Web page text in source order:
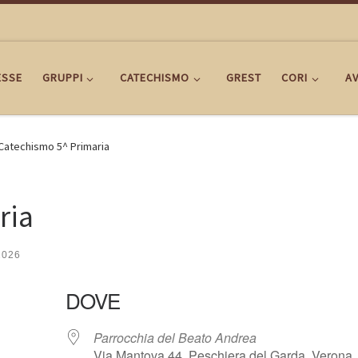
GRUPPI CATECHISMO GREST CORI
5^ Primaria
DOVE
Parrocchia del Beato Andrea